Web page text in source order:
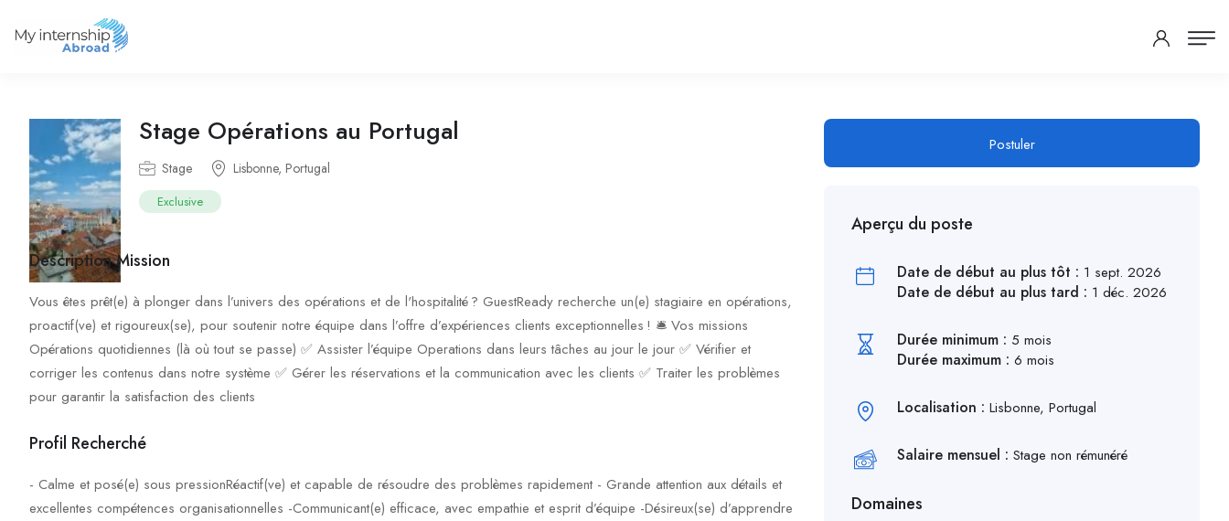
Stage Opérations au Portugal
Stage Lisbonne, Portugal
Exclusive
Description Mission
Vous êtes prêt(e) à plonger dans l’univers des opérations et de l'hospitalité ? GuestReady recherche un(e) stagiaire en opérations,
proactif(ve) et rigoureux(se), pour soutenir notre équipe dans l’offre d’expériences clients exceptionnelles ! 🛎️ Vos missions
Opérations quotidiennes (là où tout se passe) ✅ Assister l’équipe Operations dans leurs tâches au jour le jour ✅ Vérifier et
corriger les contenus dans notre système ✅ Gérer les réservations et la communication avec les clients ✅ Traiter les problèmes
pour garantir la satisfaction des clients
Profil Recherché
- Calme et posé(e) sous pressionRéactif(ve) et capable de résoudre des problèmes rapidement - Grande attention aux détails et
excellentes compétences organisationnelles -Communicant(e) efficace, avec empathie et esprit d’équipe -Désireux(se) d’apprendre
Postuler
Aperçu du poste
Date de début au plus tôt : 1 sept. 2026
Date de début au plus tard : 1 déc. 2026
Durée minimum : 5 mois
Durée maximum :6 mois
Localisation :Lisbonne, Portugal
Salaire mensuel :Stage non rémunéré
Domaines